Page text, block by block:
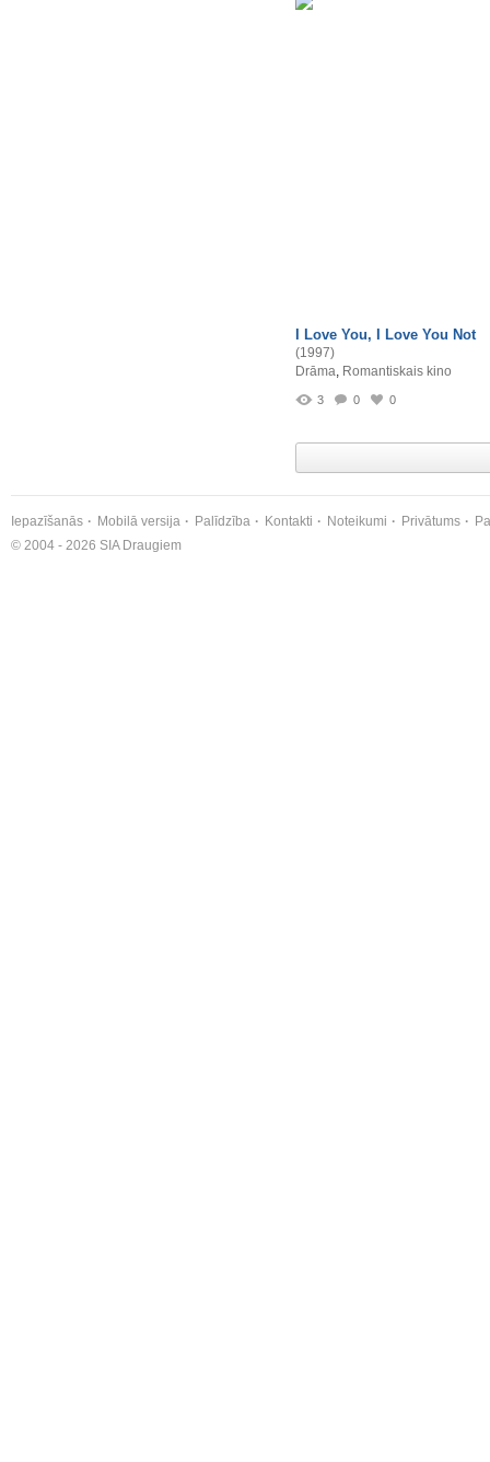
I Love You, I Love You Not
(1997)
Drāma, Romantiskais kino
3 0 0
Iepazīšanās Mobilā versija Palīdzība Kontakti Noteikumi Privātums
© 2004 - 2026 SIA Draugiem